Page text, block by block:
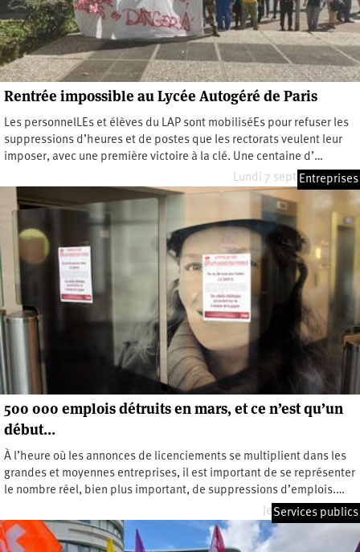
Rentrée impossible au Lycée Autogéré de Paris
Les personnelLEs et élèves du LAP sont mobiliséEs pour refuser les
suppressions d’heures et de postes que les rectorats veulent leur
imposer, avec une première victoire à la clé. Une centaine d’…
Lundi 7 septembre 2020
Entreprises
500 000 emplois détruits en mars, et ce n’est qu’un
début…
À l’heure où les annonces de licenciements se multiplient dans les
grandes et moyennes entreprises, il est important de se représenter
le nombre réel, bien plus important, de suppressions d’emplois.…
Jeudi 2 juillet 2020
Services publics